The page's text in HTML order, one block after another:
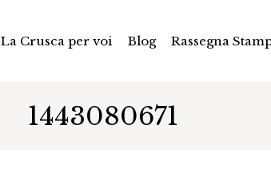
La Crusca per voi Blog Rassegna
1443080671